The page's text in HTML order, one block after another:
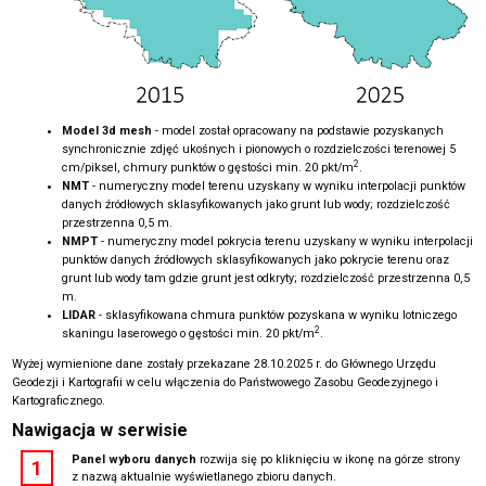
Model 3d mesh - model został opracowany na podstawie pozyskanych
synchronicznie zdjęć ukośnych i pionowych o rozdzielczości terenowej 5
cm/piksel, chmury punktów o gęstości min. 20 pkt/m2.
NMT - numeryczny model terenu uzyskany w wyniku interpolacji punktów
danych źródłowych sklasyfikowanych jako grunt lub wody; rozdzielczość
przestrzenna 0,5 m.
NMPT - numeryczny model pokrycia terenu uzyskany w wyniku interpolacji
punktów danych źródłowych sklasyfikowanych jako pokrycie terenu oraz
grunt lub wody tam gdzie grunt jest odkryty; rozdzielczość przestrzenna 0,5
m.
LIDAR - sklasyfikowana chmura punktów pozyskana w wyniku lotniczego
skaningu laserowego o gęstości min. 20 pkt/m2.
Wyżej wymienione dane zostały przekazane 28.10.2025 r. do Głównego Urzędu
Geodezji i Kartografii w celu włączenia do Państwowego Zasobu Geodezyjnego i
Kartograficznego.
Nawigacja w serwisie
1 Panel wyboru danych rozwija się po kliknięciu w ikonę na górze strony
z nazwą aktualnie wyświetlanego zbioru danych.